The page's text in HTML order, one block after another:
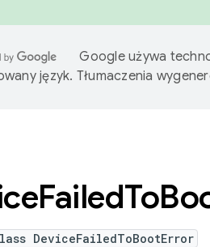
Google używa
język. Tłumaczenia
FailedTo
DeviceFailedToBootError